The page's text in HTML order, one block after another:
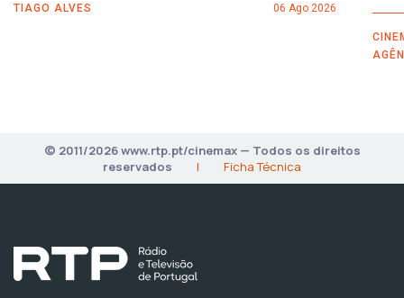
TIAGO ALVES 06 Ago 2026
© 2011/2026 www.rtp.pt/cinemax — Todos os direitos
reservados
| Ficha Técnica